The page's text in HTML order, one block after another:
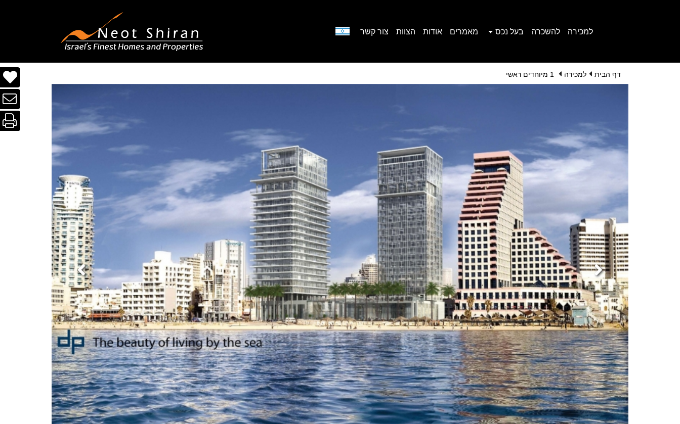
למכירה להשכרה בעל נכס מאמרים אודות הצוות צור קשר
דף הבית למכירה 1 מיוחדים ראשי